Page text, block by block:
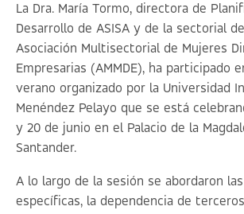
La Dra. María Tormo, directora de
Desarrollo de ASISA y de la sectorial
Asociación Multisectorial de Mujeres
Empresarias (AMMDE), ha participado
verano organizado por la Universidad
Menéndez Pelayo que se está
y 20 de junio en el Palacio de la
Santander.
A lo largo de la sesión se abordaron
específicas, la dependencia de